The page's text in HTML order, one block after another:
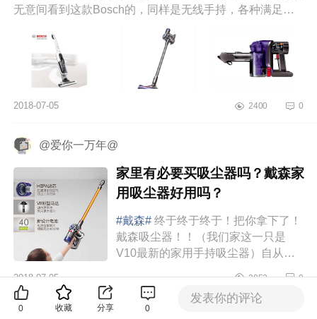
无意间看到这款Bosch的，同样是无线手持，各种满足我
2018-07-05 2400 0
@爱你一万年@
家里有必要买吸尘器吗？戴森家
用吸尘器好用吗？
#戴森# 终于终于终于！把你拿下了！
戴森吸尘器！！（我们家这一只是
V10最新的家用手持吸尘器）自从我
我要好好挣钱，可以毫不犹豫得买
2018-07-05 2052 0
0 收藏 分享 0
发表你的评论